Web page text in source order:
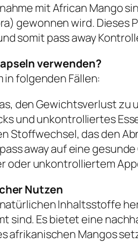
mit African Mango
gewonnen wird.
somit pass away
verwenden?
in folgenden Fällen:
den Gewichtsverlust zu
und unkontrolliertes
Stoffwechsel, das den
away auf eine
oder unkontrolliertem
Nutzen
Inhaltsstoffe
sind. Es bietet eine
afrikanischen Mangos